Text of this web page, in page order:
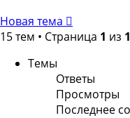
Новая тема
15 тем • Страница 1 из 1
Темы
Ответы
Просмотры
Последнее